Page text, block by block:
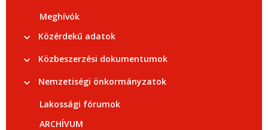
Meghívók
Közérdekű adatok
Közbeszerzési dokumentumok
Nemzetiségi önkormányzatok
Lakossági fórumok
ARCHÍVUM